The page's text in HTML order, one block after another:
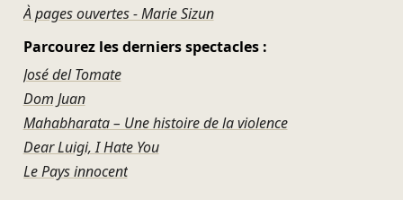
À pages ouvertes - Marie Sizun
Parcourez les derniers spectacles :
José del Tomate
Dom Juan
Mahabharata – Une histoire de la violence
Dear Luigi, I Hate You
Le Pays innocent